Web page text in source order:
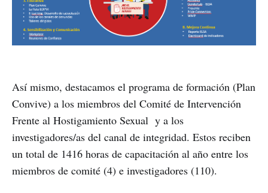
Así mismo, destacamos el programa de formación (Plan
Convive) a los miembros del Comité de Intervención
Frente al Hostigamiento Sexual y a los
investigadores/as del canal de integridad. Estos reciben
un total de 1416 horas de capacitación al año entre los
miembros de comité (4) e investigadores (110).